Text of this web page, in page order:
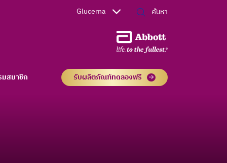
Glucerna
มสมาชิก รับผลิตภัณฑ์ทดลองฟรี